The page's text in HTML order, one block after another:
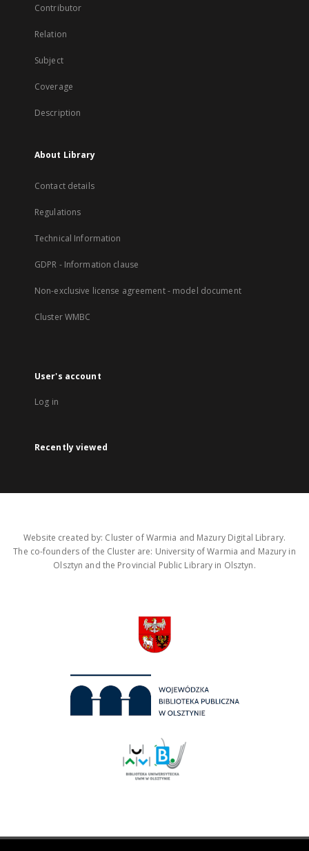
Contributor
Relation
Subject
Coverage
Description
About Library
Contact details
Regulations
Technical Information
GDPR - Information clause
Non-exclusive license agreement - model document
Cluster WMBC
User's account
Log in
Recently viewed
Website created by: Cluster of Warmia and Mazury Digital Library.
The co-founders of the Cluster are: University of Warmia and Mazury in
Olsztyn and the Provincial Public Library in Olsztyn.